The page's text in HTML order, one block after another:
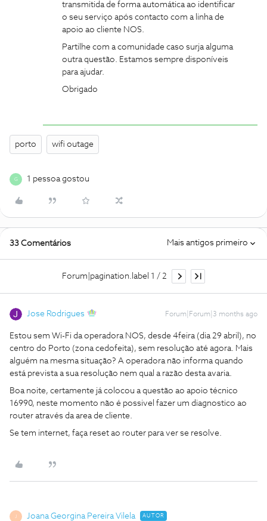
transmitida de forma automática ao identificar
o seu serviço após contacto com a linha de
apoio ao cliente NOS.
Partilhe com a comunidade caso surja alguma
outra questão. Estamos sempre disponíveis
para ajudar.
Obrigado
porto wifi outage
G 1 pessoa gostou
33 Comentários Mais antigos primeiro
Forum|pagination.label 1 / 2
Jose Rodrigues Forum|Forum|3 months ago
Estou sem Wi-Fi da operadora NOS, desde 4feira (dia 29 abril), no
centro do Porto (zona cedofeita), sem resolução até agora. Mais
alguém na mesma situação? A operadora não informa quando
está prevista a sua resolução nem qual a razão desta avaria.
Boa noite, certamente já colocou a questão ao apoio técnico
16990, neste momento não é possivel fazer um diagnostico ao
router através da area de cliente.
Se tem internet, faça reset ao router para ver se resolve.
Joana Georgina Pereira Vilela AUTOR